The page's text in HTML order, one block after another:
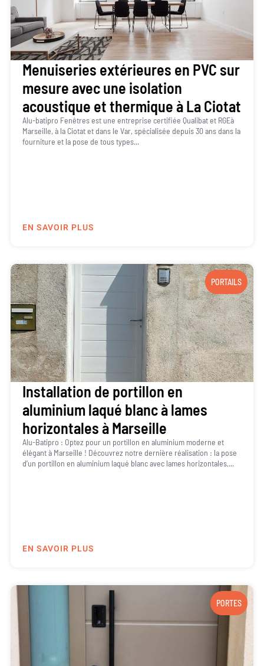
Menuiseries extérieures en PVC sur
mesure avec une isolation
acoustique et thermique à La Ciotat
Alu-batipro Fenêtres est une entreprise certifiée Qualibat et RGEà
Marseille, à la Ciotat et dans le Var, spécialisée depuis 30 ans dans la
fourniture et la pose de tous types...
EN SAVOIR PLUS
PORTAILS
Installation de portillon en
aluminium laqué blanc à lames
horizontales à Marseille
Alu-Batipro : Optez pour un portillon en aluminium moderne et
élégant à Marseille ! Découvrez notre dernière réalisation : la pose
d’un portillon en aluminium laqué blanc avec lames horizontales,...
EN SAVOIR PLUS
PORTES